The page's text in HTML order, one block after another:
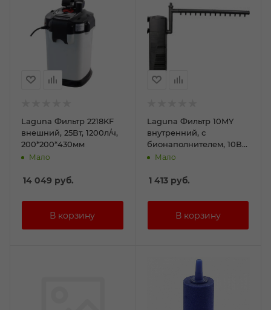
Laguna Фильтр 2218KF
внешний, 25Вт, 1200л/ч,
200*200*430мм
Мало
14 049 руб.
Laguna Фильтр 10MY
внутренний, с
бионаполнителем, 10Вт,
800л/ч, 63*50*214мм
Мало
1 413руб.